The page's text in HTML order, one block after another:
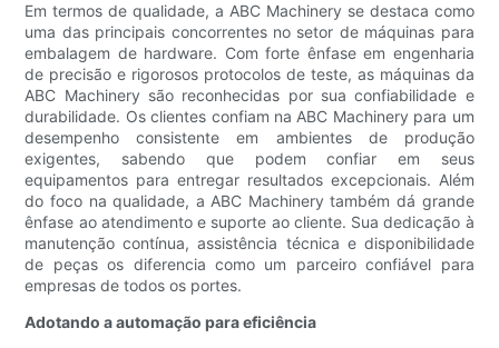
Em termos de qualidade, a ABC Machinery se destaca como
uma das principais concorrentes no setor de máquinas para
embalagem de hardware. Com forte ênfase em engenharia
de precisão e rigorosos protocolos de teste, as máquinas da
ABC Machinery são reconhecidas por sua confiabilidade e
durabilidade. Os clientes confiam na ABC Machinery para um
desempenho consistente em ambientes de produção
exigentes, sabendo que podem confiar em seus
equipamentos para entregar resultados excepcionais. Além
do foco na qualidade, a ABC Machinery também dá grande
ênfase ao atendimento e suporte ao cliente. Sua dedicação à
manutenção contínua, assistência técnica e disponibilidade
de peças os diferencia como um parceiro confiável para
empresas de todos os portes.
Adotando a automação para eficiência